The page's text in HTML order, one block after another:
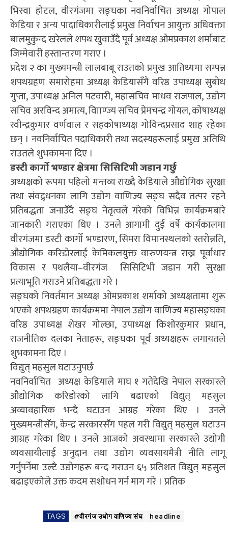
भिस्वा होटल, वीरगंजमा सङ्घका नवनिर्वाचित अध्यक्ष गोपाल
केडिया र अन्य पादाधिकारीलाई प्रमुख निर्वाचन आयुक्त अधिवक्ता
बालमुकुन्द खरेलले शपथ खुवाउँदै पूर्व अध्यक्ष ओमप्रकाश शर्माबाट
जिम्मेवारी हस्तान्तरण गराए ।
प्रदेश २ का मुख्यमन्त्री लालबाबू राउतको प्रमुख आतिथ्यमा सम्पन्न
शपथग्रहण समारोहमा अध्यक्ष केडियासँगै वरिष्ठ उपाध्यक्ष सुबोध
गुप्ता, उपाध्यक्ष अनिल पटवारी, महासचिव माधव राजपाल, उद्योग
सचिव अरविन्द अमात्य, वाािण्ज्य सचिव प्रेमचन्द्र गोयल, कोषाध्यक्ष
रवीन्द्रकुमार वर्णवाल र सहकोषाध्यक्ष गोविन्दप्रसाद शाह रहेका
छन् । नवनिर्वाचित पदाधिकारी तथा सदस्यहरूलाई प्रमुख अतिथि
राउतले शुभकामना दिए ।
डस्टी कार्गो भण्डार क्षेत्रमा सिसिटिभी जडान गर्छु
अध्यक्षको रूपमा पहिलो मन्तव्य राख्दै केडियाले औद्योगिक सुरक्षा
तथा संवद्र्धनका लागि उद्योग वाणिज्य सङ्घ सदैव तत्पर रहने
प्रतिबद्धता जनाउँदै सङ्घ नेतृत्वले गरेको विभिन्न कार्यक्रमबारे
जानकारी गराएका थिए । उनले आगामी दुई वर्षे कार्यकालमा
वीरगंजमा डस्टी कार्गो भण्डारण, सिमरा विमानस्थलको स्तरोन्नति,
औद्योगिक करिडोरलाई केमिकलयुक्त वारुणयन्त्र राख्न पूर्वाधार
विकास र पथलैया–वीरगंज सिसिटिभी जडान गरी सुरक्षा
प्रत्याभूति गराउने प्रतिबद्धता गरे ।
सङ्घको निवर्तमान अध्यक्ष ओमप्रकाश शर्माको अध्यक्षतामा शुरू
भएको शपथग्रहण कार्यक्रममा नेपाल उद्योग वाणिज्य महासङ्घका
वरिष्ठ उपाध्यक्ष शेखर गोल्छा, उपाध्यक्ष किशोरकुमार प्रधान,
राजनीतिक दलका नेताहरू, सङ्घका पूर्व अध्यक्षहरू लगायतले
शुभकामना दिए ।
विद्युत् महसुल घटाउनुपर्छ
नवनिर्वाचित अध्यक्ष केडियाले माघ १ गतेदेखि नेपाल सरकारले
औद्योगिक करिडोरको लागि बढाएको विद्युत् महसुल
अव्यावहारिक भन्दै घटाउन आग्रह गरेका थिए । उनले
मुख्यमन्त्रीसँग, केन्द्र सरकारसँग पहल गरी विद्युत् महसुल घटाउन
आग्रह गरेका थिए । उनले आजको अवस्थामा सरकारले उद्योगी
व्यवसायीलाई अनुदान तथा उद्योग व्यवसायमैत्री नीति लागू
गर्नुपर्नेमा उल्टै उद्योगहरू बन्द गराउन ६५ प्रतिशत विद्युत् महसुल
बढाइएकोले उक्त कदम सशोधन गर्न माग गरे । प्रतिक
TAGS #वीरगंज उधाेग वाणिज्य संघ headline